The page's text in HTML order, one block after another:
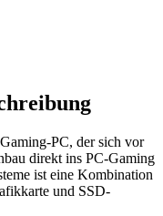
PC, der sich vor
direkt ins PC-Gaming
ist eine Kombination
und SSD-